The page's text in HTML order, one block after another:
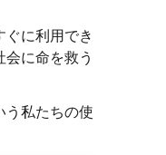
に利用でき
に命を救う
う私たちの使